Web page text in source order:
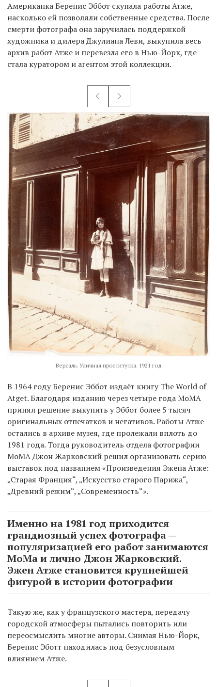
Американка Беренис Эббот скупала работы Атже,
насколько ей позволяли собственные средства. После
смерти фотографа она заручилась поддержкой
художника и дилера Джулиана Леви, выкупила весь
архив работ Атже и перевезла его в Нью-Йорк, где
стала куратором и агентом этой коллекции.
Версаль. Уличная проститутка. 1921 год
В 1964 году Беренис Эббот издаёт книгу The World of
Atget. Благодаря изданию через четыре года МоМА
принял решение выкупить у Эббот более 5 тысяч
оригинальных отпечатков и негативов. Работы Атже
остались в архиве музея, где пролежали вплоть до
1981 года. Тогда руководитель отдела фотографии
МоМА Джон Жарковский решил организовать серию
выставок под названием «Произведения Эжена Атже:
„Старая Франция“, „Искусство старого Парижа“,
„Древний режим“, „Современность“».
Именно на 1981 год приходится
грандиозный успех фотографа —
популяризацией его работ занимаются
МоМа и лично Джон Жарковский.
Эжен Атже становится крупнейшей
фигурой в истории фотографии
Такую же, как у французского мастера, передачу
городской атмосферы пытались повторить или
переосмыслить многие авторы. Снимая Нью-Йорк,
Беренис Эботт находилась под безусловным
влиянием Атже.